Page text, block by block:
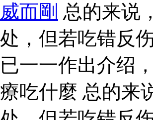
威而剛 总的来说
处，但若吃错反
已一一作出介绍
療吃什麼 总的来